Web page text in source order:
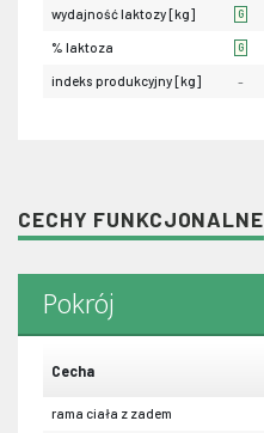
wydajność laktozy [kg] G
% laktoza G
indeks produkcyjny [kg] -
CECHY FUNKCJONALNE
Pokrój
Cecha
rama ciała z zadem